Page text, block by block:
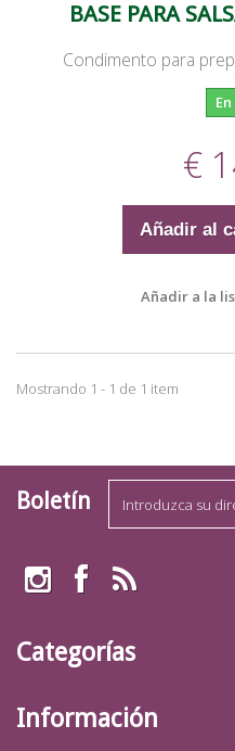
BASE PARA
Condimento para
€
Añadir al
Añadir a la
Mostrando 1 - 1 de 1 item
Boletín
Categorías
Información